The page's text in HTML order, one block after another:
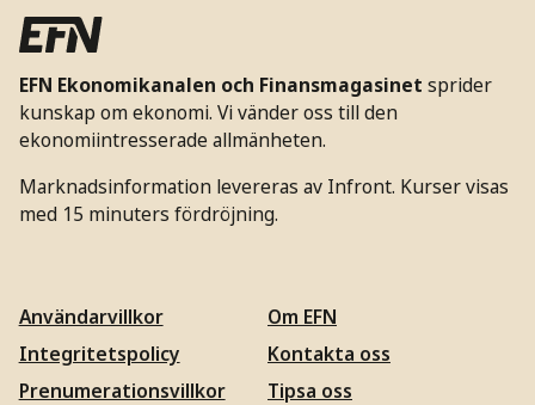
EFN Ekonomikanalen och Finansmagasinet sprider
kunskap om ekonomi. Vi vänder oss till den
ekonomiintresserade allmänheten.
Marknadsinformation levereras av Infront. Kurser visas
med 15 minuters fördröjning.
Användarvillkor
Integritetspolicy
Prenumerationsvillkor
Om EFN
Kontakta oss
Tipsa oss